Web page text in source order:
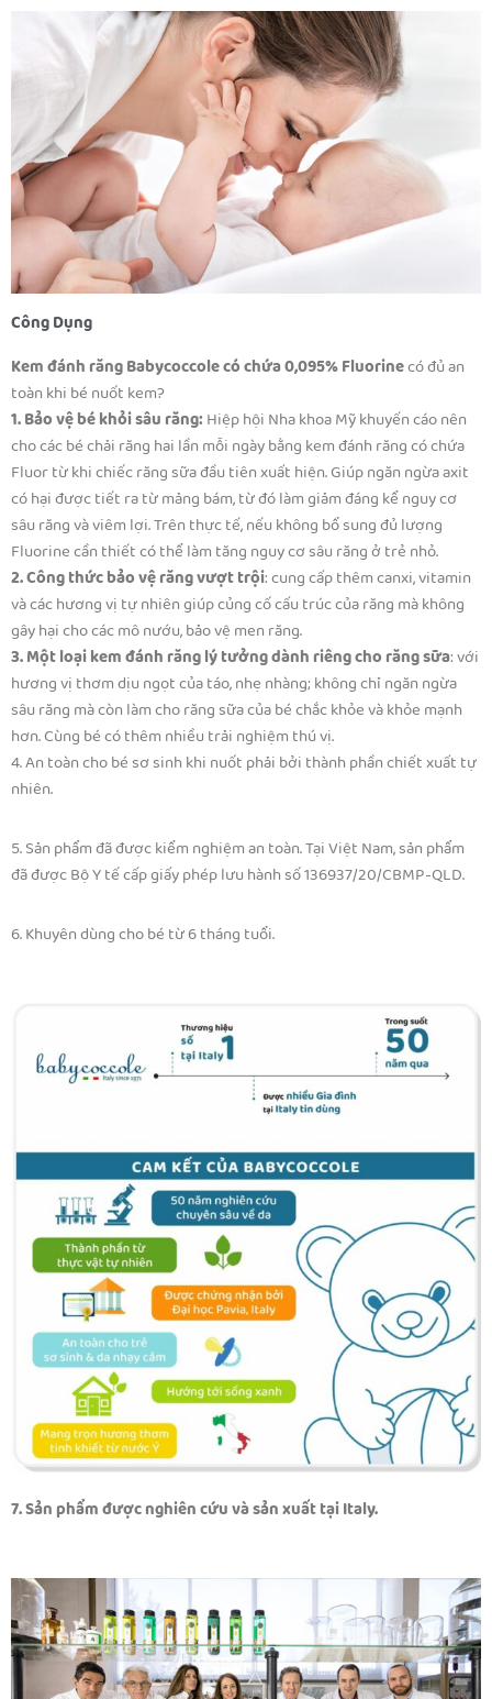
Công Dụng
Kem đánh răng Babycoccole có chứa 0,095% Fluorinecó đủ an
toàn khi bé nuốt kem?
1. Bảo vệ bé khỏi sâu răng:Hiệp hội Nha khoa Mỹ khuyến cáo nên
cho các bé chải răng hai lần mỗi ngày bằng kem đánh răng có chứa
Fluor từ khi chiếc răng sữa đầu tiên xuất hiện. Giúp ngăn ngừa axit
có hại được tiết ra từ mảng bám, từ đó làm giảm đáng kể nguy cơ
sâu răng và viêm lợi. Trên thực tế, nếu không bổ sung đủ lượng
Fluorine cần thiết có thể làm tăng nguy cơ sâu răng ở trẻ nhỏ.
2. Công thức bảo vệ răng vượt trội: cung cấp thêm canxi, vitamin
và các hương vị tự nhiên giúp củng cố cấu trúc của răng mà không
gây hại cho các mô nướu, bảo vệ men răng.
3. Một loại kem đánh răng lý tưởng dành riêng cho răng sữa: với
hương vị thơm dịu ngọt của táo, nhẹ nhàng; không chỉ ngăn ngừa
sâu răng mà còn làm cho răng sữa của bé chắc khỏe và khỏe mạnh
hơn. Cùng bé có thêm nhiều trải nghiệm thú vị.
4. An toàn cho bé sơ sinh khi nuốt phải bởi thành phần chiết xuất tự
nhiên.
5. Sản phẩm đã được kiểm nghiệm an toàn. Tại Việt Nam, sản phẩm
đã được Bộ Y tế cấp giấy phép lưu hành số 136937/20/CBMP-QLD.
6. Khuyên dùng cho bé từ 6 tháng tuổi.
7. Sản phẩm được nghiên cứu và sản xuất tại Italy.